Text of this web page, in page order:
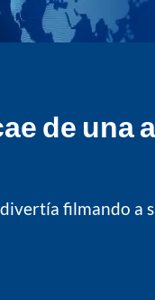
de una
filmando a